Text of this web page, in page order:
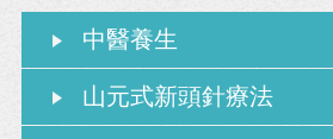
中醫養生
山元式新頭針療法